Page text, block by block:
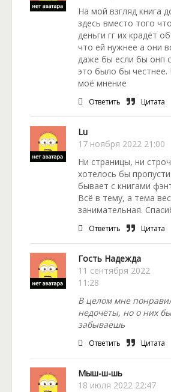
На мой взгляд книга
здесь вместо того
деньги гг их крадёт
что ей нужнее а они
даже бы если бы онп
это было бы честнее.
моё мнение
Ответить Цитата
Lu
17 ноября 2022 21:00
Ни страницы, ни
хотелось бы
бывает с книгами
Всё в тему, а тема
занимательная.
Ответить Цитата
Гость Надежда
11 сентября 2022
11:28
В целом мне
недочёты, но о них
забываешь
Ответить Цитата
Мыш-ш-шь
18 июля 2022 22:47